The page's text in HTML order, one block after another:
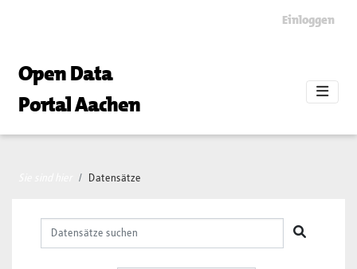
Einloggen
Open Data
Portal Aachen
Datensätze